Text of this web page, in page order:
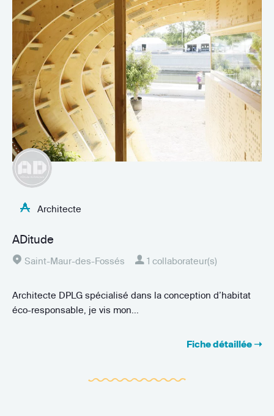
Architecte
ADitude
Saint-Maur-des-Fossés 1 collaborateur(s)
Architecte DPLG spécialisé dans la conception d’habitat
éco-responsable, je vis mon...
Fiche détaillée ➝